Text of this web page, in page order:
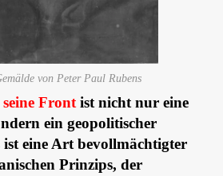
von Peter Paul Rubens
Frontist nicht nur eine
ein geopolitischer
eine Art bevollmächtigter
Prinzips, der